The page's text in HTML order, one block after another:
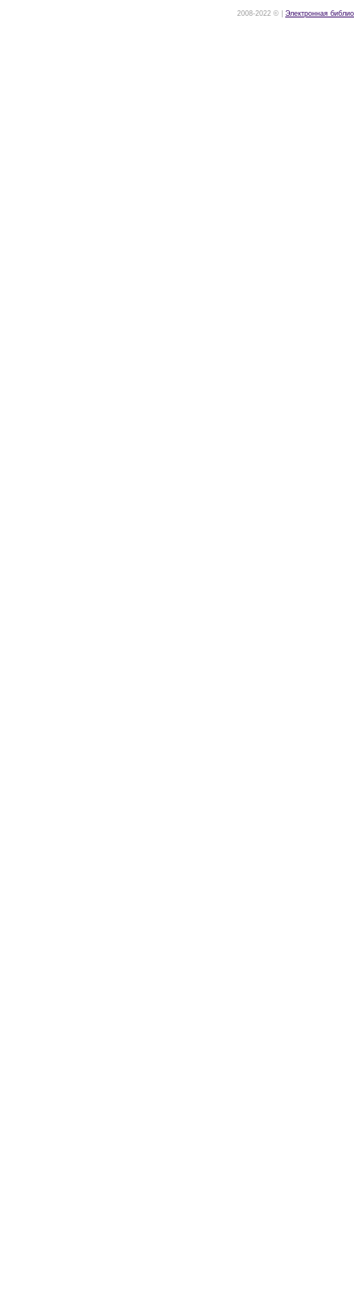
2008-2022 © | Электронная